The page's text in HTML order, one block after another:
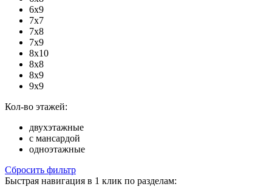
6х9
7х7
7х8
7х9
8х10
8х8
8х9
9х9
Кол-во этажей:
двухэтажные
с мансардой
одноэтажные
Сбросить фильтр
Быстрая навигация в 1 клик по разделам: